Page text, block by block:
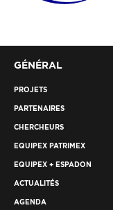
GÉNÉRAL
PROJETS
PARTENAIRES
CHERCHEURS
EQUIPEX PATRIMEX
EQUIPEX + ESPADON
ACTUALITÉS
AGENDA